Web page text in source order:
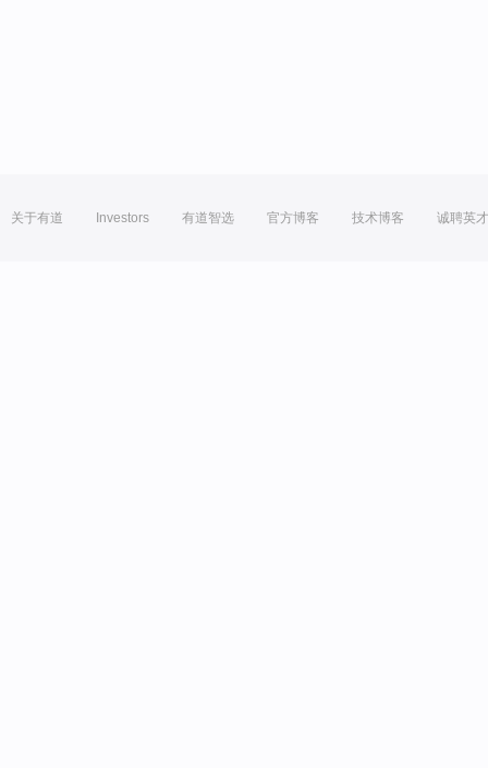
关于有道 Investors 有道智选 官方博客 技术博客 诚聘英才